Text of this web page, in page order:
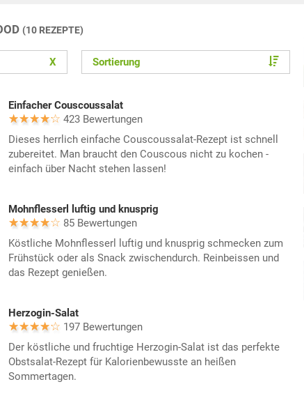
(10 REZEPTE)
X Sortierung
Einfacher Couscoussalat
423 Bewertungen
Dieses herrlich einfache Couscoussalat-Rezept ist schnell
zubereitet. Man braucht den Couscous nicht zu kochen -
einfach über Nacht stehen lassen!
Mohnflesserl luftig und knusprig
85 Bewertungen
Köstliche Mohnflesserl luftig und knusprig schmecken zum
Frühstück oder als Snack zwischendurch. Reinbeissen und
das Rezept genießen.
Herzogin-Salat
197 Bewertungen
Der köstliche und fruchtige Herzogin-Salat ist das perfekte
Obstsalat-Rezept für Kalorienbewusste an heißen
Sommertagen.